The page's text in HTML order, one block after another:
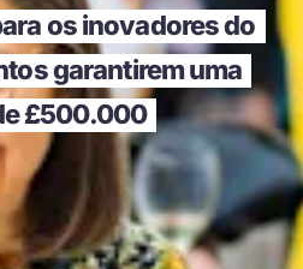
os inovadores do
garantirem uma
£500.000